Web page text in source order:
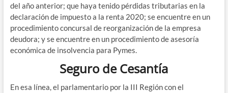
del año anterior; que haya tenido pérdidas tributarias en la
declaración de impuesto a la renta 2020; se encuentre en un
procedimiento concursal de reorganización de la empresa
deudora; y se encuentre en un procedimiento de asesoría
económica de insolvencia para Pymes.
Seguro de Cesantía
En esa línea, el parlamentario por la III Región con el